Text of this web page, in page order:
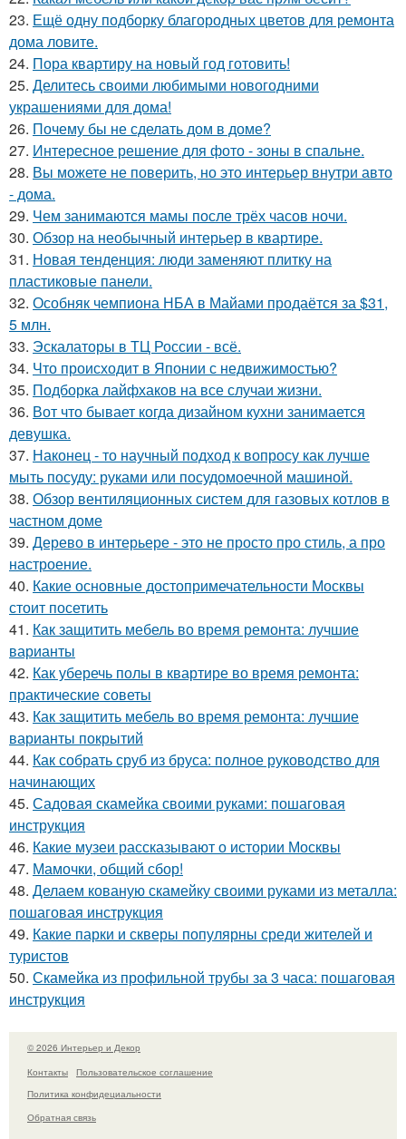
23. Ещё одну подборку благородных цветов для ремонта
дома ловите.
24. Пора квартиру на новый год готовить!
25. Делитесь своими любимыми новогодними
украшениями для дома!
26. Почему бы не сделать дом в доме?
27. Интересное решение для фото - зоны в спальне.
28. Вы можете не поверить, но это интерьер внутри авто
- дома.
29. Чем занимаются мамы после трёх часов ночи.
30. Обзор на необычный интерьер в квартире.
31. Новая тенденция: люди заменяют плитку на
пластиковые панели.
32. Особняк чемпиона НБА в Майами продаётся за $31,
5 млн.
33. Эскалаторы в ТЦ России - всё.
34. Что происходит в Японии с недвижимостью?
35. Подборка лайфхаков на все случаи жизни.
36. Вот что бывает когда дизайном кухни занимается
девушка.
37. Наконец - то научный подход к вопросу как лучше
мыть посуду: руками или посудомоечной машиной.
38. Обзор вентиляционных систем для газовых котлов в
частном доме
39. Дерево в интерьере - это не просто про стиль, а про
настроение.
40. Какие основные достопримечательности Москвы
стоит посетить
41. Как защитить мебель во время ремонта: лучшие
варианты
42. Как уберечь полы в квартире во время ремонта:
практические советы
43. Как защитить мебель во время ремонта: лучшие
варианты покрытий
44. Как собрать сруб из бруса: полное руководство для
начинающих
45. Садовая скамейка своими руками: пошаговая
инструкция
46. Какие музеи рассказывают о истории Москвы
47. Мамочки, общий сбор!
48. Делаем кованую скамейку своими руками из металла:
пошаговая инструкция
49. Какие парки и скверы популярны среди жителей и
туристов
50. Скамейка из профильной трубы за 3 часа: пошаговая
инструкция
© 2026 Интерьер и Декор
Контакты
Пользовательское соглашение
Политика конфидециальности
Обратная связь